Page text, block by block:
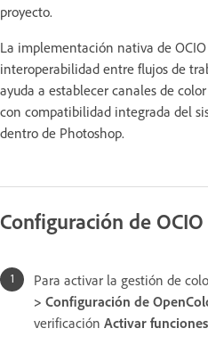
proyecto.
La implementación nativa de
interoperabilidad entre flujos de
ayuda a establecer canales de
con compatibilidad integrada del
dentro de Photoshop.
Configuración de OCIO
Para activar la gestión de
> Configuración de
verificación Activar